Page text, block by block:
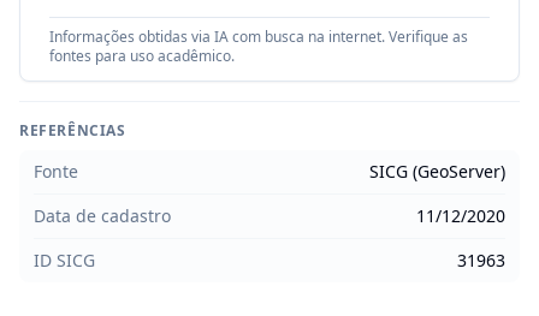
Informações obtidas via IA com busca na internet. Verifique as
fontes para uso acadêmico.
REFERÊNCIAS
Fonte
SICG (GeoServer)
Data de cadastro
11/12/2020
ID SICG
31963